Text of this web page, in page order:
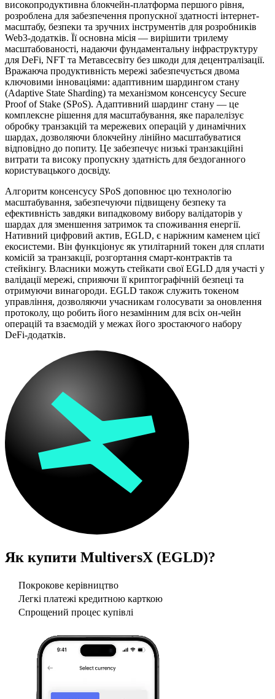
високопродуктивна блокчейн-платформа першого рівня,
розроблена для забезпечення пропускної здатності інтернет-
масштабу, безпеки та зручних інструментів для розробників
Web3-додатків. Її основна місія — вирішити трилему
масштабованості, надаючи фундаментальну інфраструктуру
для DeFi, NFT та Метавсесвіту без шкоди для децентралізації.
Вражаюча продуктивність мережі забезпечується двома
ключовими інноваціями: адаптивним шардингом стану
(Adaptive State Sharding) та механізмом консенсусу Secure
Proof of Stake (SPoS). Адаптивний шардинг стану — це
комплексне рішення для масштабування, яке паралелізує
обробку транзакцій та мережевих операцій у динамічних
шардах, дозволяючи блокчейну лінійно масштабуватися
відповідно до попиту. Це забезпечує низькі транзакційні
витрати та високу пропускну здатність для бездоганного
користувацького досвіду.
Алгоритм консенсусу SPoS доповнює цю технологію
масштабування, забезпечуючи підвищену безпеку та
ефективність завдяки випадковому вибору валідаторів у
шардах для зменшення затримок та споживання енергії.
Нативний цифровий актив, EGLD, є наріжним каменем цієї
екосистеми. Він функціонує як утилітарний токен для сплати
комісій за транзакції, розгортання смарт-контрактів та
стейкінгу. Власники можуть стейкати свої EGLD для участі у
валідації мережі, сприяючи її криптографічній безпеці та
отримуючи винагороди. EGLD також служить токеном
управління, дозволяючи учасникам голосувати за оновлення
протоколу, що робить його незамінним для всіх он-чейн
операцій та взаємодій у межах його зростаючого набору
DeFi-додатків.
Як купити MultiversX (EGLD)?
Покрокове керівництво
Легкі платежі кредитною карткою
Спрощений процес купівлі